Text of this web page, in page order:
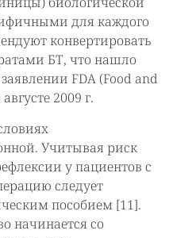
для каждого
конвертировать
БТ, что нашло
FDA (Food and
2009 г.
Учитывая риск
у пациентов с
следует
пособием [11].
начинается со